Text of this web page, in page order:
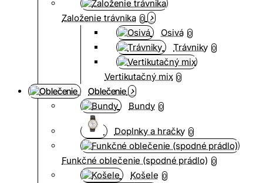
Založenie trávnika 0
Osivá 0
Trávniky 0
Vertikutačný mix 0
Oblečenie
Bundy 0
Doplnky a hračky 0
Funkčné oblečenie (spodné prádlo) 0
Košele 0